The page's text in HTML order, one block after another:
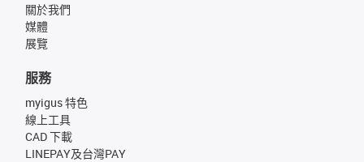
關於我們
媒體
展覽
服務
myigus 特色
線上工具
CAD 下載
LINEPAY及台灣PAY